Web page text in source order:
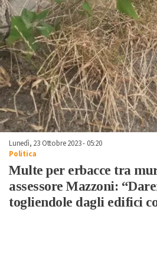
Lunedì, 23 Ottobre 2023 - 05:20
Politica
Multe per erbacce tra
assessore Mazzoni:
togliendole dagli edifici